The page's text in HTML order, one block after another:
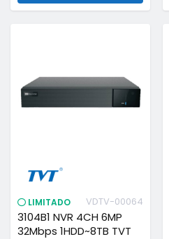
LIMITADO VDTV-00064
3104B1 NVR 4CH 6MP
32Mbps 1HDD~8TB TVT